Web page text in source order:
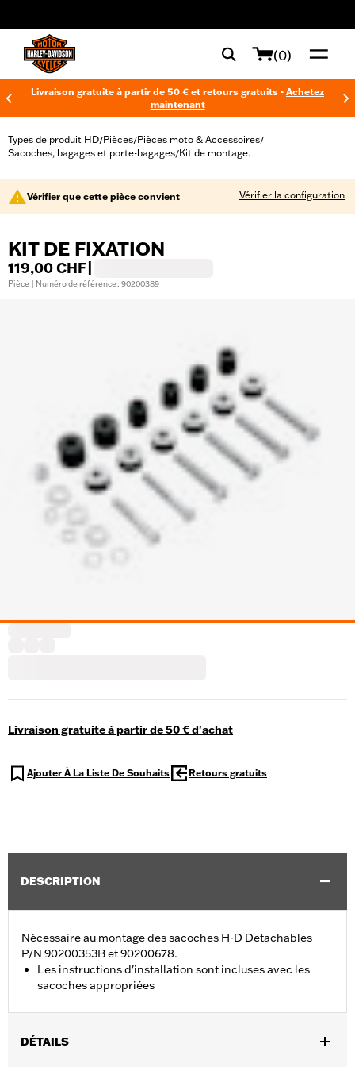
(0)
Livraison gratuite à partir de 50 € et retours gratuits - Achetez
maintenant
Types de produit HD/Pièces/Pièces moto & Accessoires/
Sacoches, bagages et porte-bagages/Kit de montage.
Vérifier que cette pièce convient Vérifier la configuration
KIT DE FIXATION
119,00 CHF
Pièce | Numéro de référence : 90200389
Livraison gratuite à partir de 50 € d'achat
Ajouter À La Liste De Souhaits Retours gratuits
DESCRIPTION
Nécessaire au montage des sacoches H-D Detachables
P/N 90200353B et 90200678.
Les instructions d'installation sont incluses avec les
sacoches appropriées
DÉTAILS